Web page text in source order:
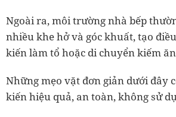
Ngoài ra, môi trường nhà bếp
nhiều khe hở và góc khuất, tạo
kiến làm tổ hoặc di chuyển kiếm
Những mẹo vặt đơn giản dưới đây
kiến hiệu quả, an toàn, không sử